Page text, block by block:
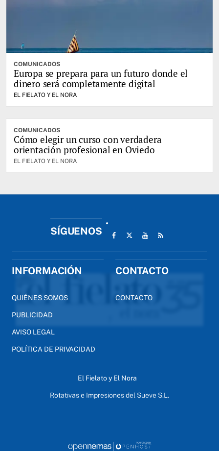
COMUNICADOS
Europa se prepara para un futuro donde el
dinero será completamente digital
EL FIELATO Y EL NORA
COMUNICADOS
Cómo elegir un curso con verdadera
orientación profesional en Oviedo
EL FIELATO Y EL NORA
SÍGUENOS
INFORMACIÓN
QUIÉNES SOMOS
PUBLICIDAD
AVISO LEGAL
POLÍTICA DE PRIVACIDAD
CONTACTO
CONTACTO
El Fielato y El Nora
Rotativas e Impresiones del Sueve S.L.